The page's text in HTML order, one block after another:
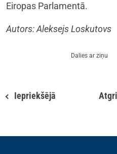
Eiropas Parlamentā.
Autors: Aleksejs Loskutovs
Dalies ar ziņu
Iepriekšējā